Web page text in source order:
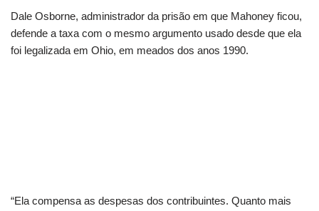
Dale Osborne, administrador da prisão em que Mahoney ficou,
defende a taxa com o mesmo argumento usado desde que ela
foi legalizada em Ohio, em meados dos anos 1990.
“Ela compensa as despesas dos contribuintes. Quanto mais